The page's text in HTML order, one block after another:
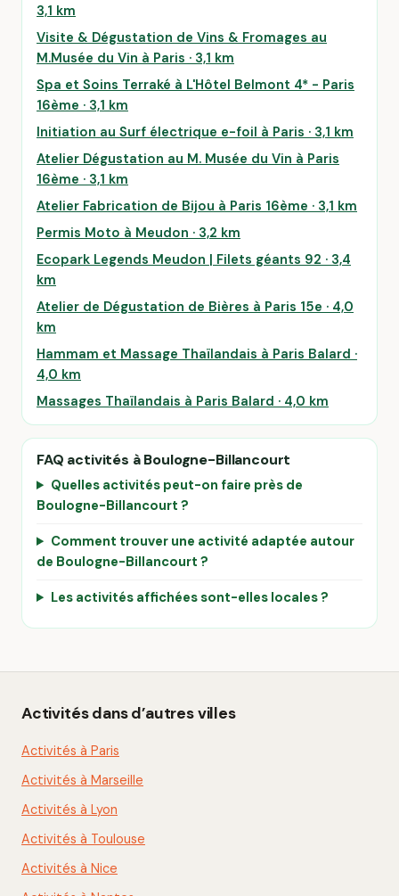
3,1 km
Visite & Dégustation de Vins & Fromages au
M.Musée du Vin à Paris · 3,1 km
Spa et Soins Terraké à L'Hôtel Belmont 4* - Paris
16ème · 3,1 km
Initiation au Surf électrique e-foil à Paris · 3,1 km
Atelier Dégustation au M. Musée du Vin à Paris
16ème · 3,1 km
Atelier Fabrication de Bijou à Paris 16ème · 3,1 km
Permis Moto à Meudon · 3,2 km
Ecopark Legends Meudon | Filets géants 92 · 3,4
km
Atelier de Dégustation de Bières à Paris 15e · 4,0
km
Hammam et Massage Thaïlandais à Paris Balard ·
4,0 km
Massages Thaïlandais à Paris Balard · 4,0 km
FAQ activités à Boulogne-Billancourt
Quelles activités peut-on faire près de
Boulogne-Billancourt ?
Comment trouver une activité adaptée autour
de Boulogne-Billancourt ?
Les activités affichées sont-elles locales ?
Activités dans d’autres villes
Activités à Paris
Activités à Marseille
Activités à Lyon
Activités à Toulouse
Activités à Nice